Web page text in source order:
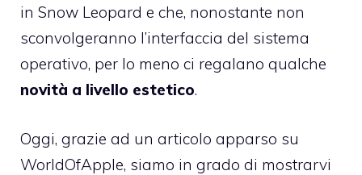
in Snow Leopard e che, nonostante non
sconvolgeranno l’interfaccia del sistema
operativo, per lo meno ci regalano qualche
novità a livello estetico.
Oggi, grazie ad un articolo apparso su
WorldOfApple, siamo in grado di mostrarvi